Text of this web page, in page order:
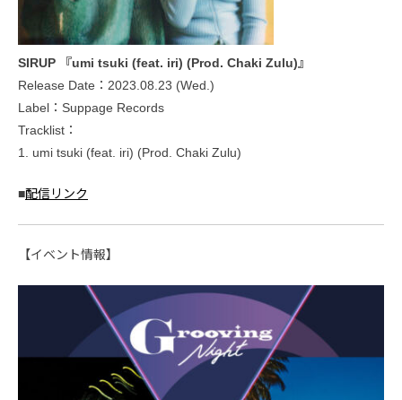
SIRUP 『umi tsuki (feat. iri) (Prod. Chaki Zulu)』
Release Date：2023.08.23 (Wed.)
Label：Suppage Records
Tracklist：
1. umi tsuki (feat. iri) (Prod. Chaki Zulu)
■配信リンク
【イベント情報】